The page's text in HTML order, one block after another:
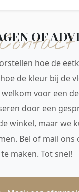
Contact
OF
hoe de
de kleur bij de
voor een
door een
winkel, maar we
Bel of mail ons
te maken. Tot snel!